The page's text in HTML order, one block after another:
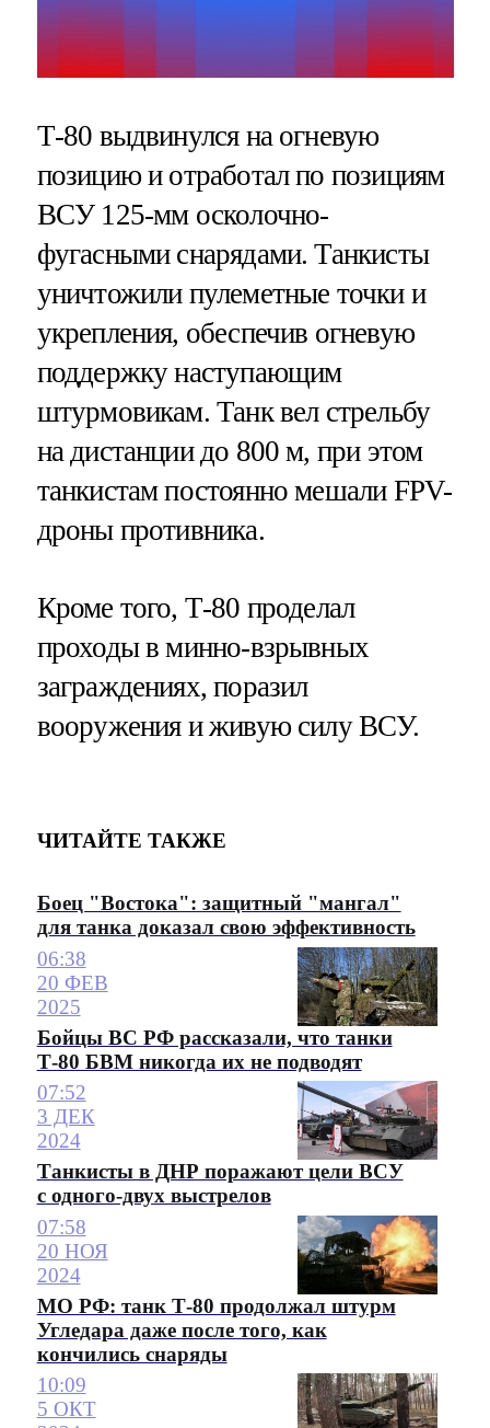
Т-80 выдвинулся на огневую
позицию и отработал по позициям
ВСУ 125-мм осколочно-
фугасными снарядами. Танкисты
уничтожили пулеметные точки и
укрепления, обеспечив огневую
поддержку наступающим
штурмовикам. Танк вел стрельбу
на дистанции до 800 м, при этом
танкистам постоянно мешали FPV-
дроны противника.
Кроме того, Т-80 проделал
проходы в минно-взрывных
заграждениях, поразил
вооружения и живую силу ВСУ.
ЧИТАЙТЕ ТАКЖЕ
Боец "Востока": защитный "мангал"
для танка доказал свою эффективность
06:38
20 ФЕВ
2025
Бойцы ВС РФ рассказали, что танки
Т-80 БВМ никогда их не подводят
07:52
3 ДЕК
2024
Танкисты в ДНР поражают цели ВСУ
с одного-двух выстрелов
07:58
20 НОЯ
2024
МО РФ: танк Т-80 продолжал штурм
Угледара даже после того, как
кончились снаряды
10:09
5 ОКТ